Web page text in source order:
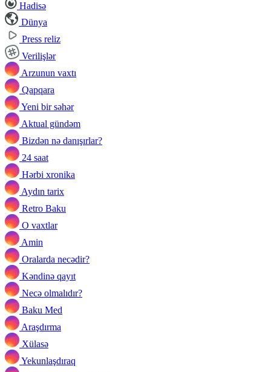
Hadisə
Dünya
Press reliz
Verilişlər
Arzunun vaxtı
Qapqara
Yeni bir səhər
Aktual gündəm
Bizdən nə danışırlar?
24 saat
Hərbi xronika
Aydın tarix
Retro Baku
O vaxtlar
Amin
Oralarda necədir?
Kəndinə qayıt
Necə olmalıdır?
Baku Med
Araşdırma
Xülasə
Yekunlaşdıraq